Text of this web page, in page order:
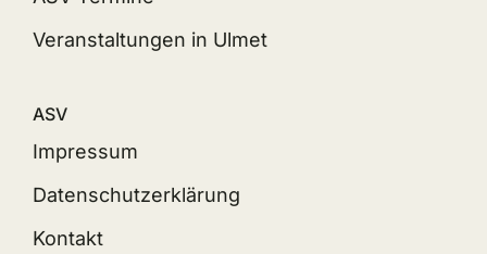
Veranstaltungen in Ulmet
ASV
Impressum
Datenschutzerklärung
Kontakt